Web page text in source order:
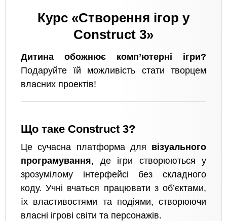
Курс «Створення ігор у
Construct 3»
Дитина обожнює комп’ютерні ігри?
Подаруйте їй можливість стати творцем
власних проектів!
Що таке Construct 3?
Це сучасна платформа для візуального
програмування, де ігри створюються у
зрозумілому інтерфейсі без складного
коду. Учні вчаться працювати з об’єктами,
їх властивостями та подіями, створюючи
власні ігрові світи та персонажів.